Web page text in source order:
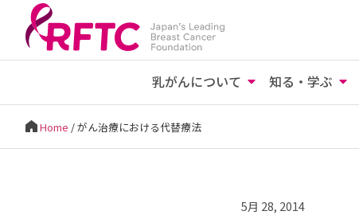
乳がんについて 知る・学ぶ
Home /がん治療における代替療法
5月 28, 2014